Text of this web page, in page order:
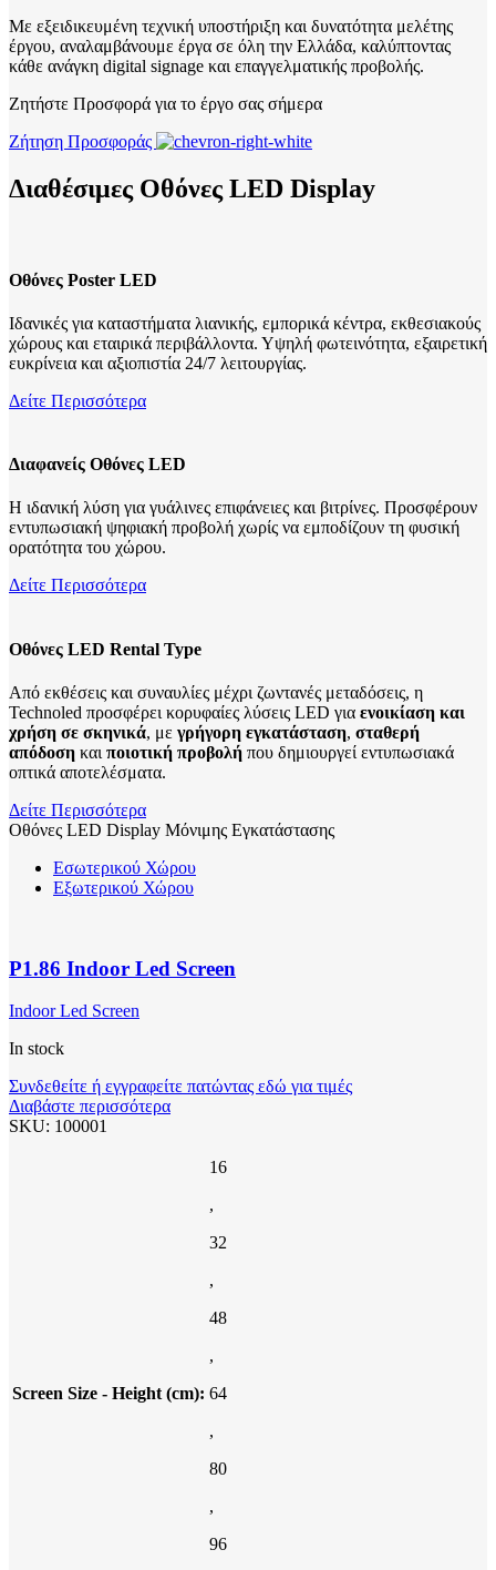
Με εξειδικευμένη τεχνική υποστήριξη και δυνατότητα μελέτης
έργου, αναλαμβάνουμε έργα σε όλη την Ελλάδα, καλύπτοντας
κάθε ανάγκη digital signage και επαγγελματικής προβολής.
Ζητήστε Προσφορά για το έργο σας σήμερα
Ζήτηση Προσφοράς
Διαθέσιμες Οθόνες LED Display
Οθόνες Poster LED
Ιδανικές για καταστήματα λιανικής, εμπορικά κέντρα, εκθεσιακούς
χώρους και εταιρικά περιβάλλοντα. Υψηλή φωτεινότητα, εξαιρετική
ευκρίνεια και αξιοπιστία 24/7 λειτουργίας.
Δείτε Περισσότερα
Διαφανείς Οθόνες LED
Η ιδανική λύση για γυάλινες επιφάνειες και βιτρίνες. Προσφέρουν
εντυπωσιακή ψηφιακή προβολή χωρίς να εμποδίζουν τη φυσική
ορατότητα του χώρου.
Δείτε Περισσότερα
Οθόνες LED Rental Type
Από εκθέσεις και συναυλίες μέχρι ζωντανές μεταδόσεις, η
Technoled προσφέρει κορυφαίες λύσεις LED για ενοικίαση και
χρήση σε σκηνικά, με γρήγορη εγκατάσταση, σταθερή
απόδοση και ποιοτική προβολή που δημιουργεί εντυπωσιακά
οπτικά αποτελέσματα.
Δείτε Περισσότερα
Οθόνες LED Display Μόνιμης Εγκατάστασης
Εσωτερικού Χώρου
Εξωτερικού Χώρου
P1.86 Indoor Led Screen
Indoor Led Screen
In stock
Συνδεθείτε ή εγγραφείτε πατώντας εδώ για τιμές
Διαβάστε περισσότερα
SKU: 100001
Screen Size - Height (cm):
16
,
32
,
48
,
64
,
80
,
96